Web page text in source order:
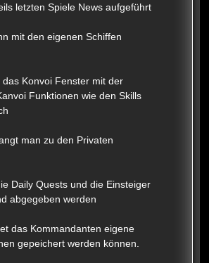
letzten Spiele News aufgeführt
mit den eigenen Schiffen
Konvoi Fenster mit der
Funktionen wie den Skills
man zu den Privaten
Daily Quests und die Einsteiger
abgegeben werden
das Kommandanten eigene
gepeichert werden können.